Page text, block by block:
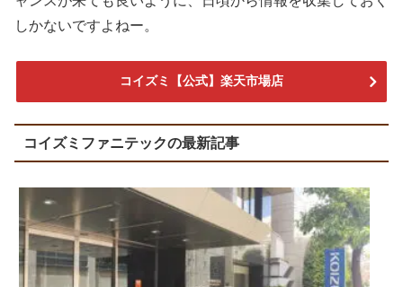
しかないですよねー。
コイズミ【公式】楽天市場店
コイズミファニテックの最新記事